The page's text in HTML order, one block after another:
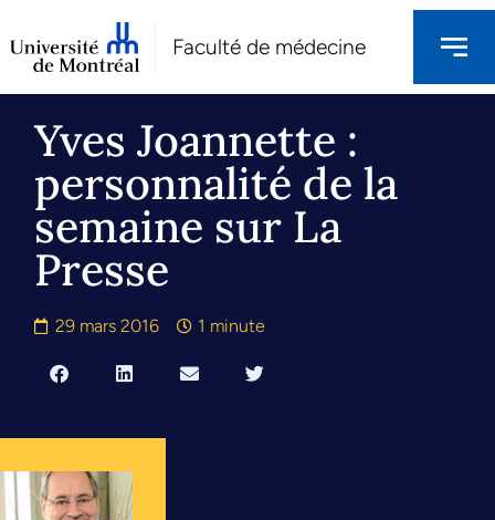
Faculté de médecine
Yves Joannette :
personnalité de la
semaine sur La
Presse
29 mars 2016 1 minute